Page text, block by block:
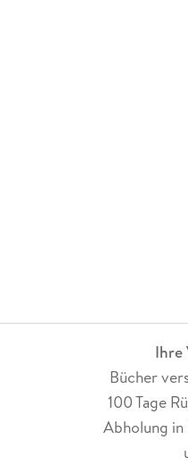
Ihre
Bücher
100 Tage
Abholung in